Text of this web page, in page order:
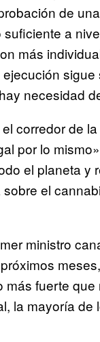
de
a
más
necesidad
corredor de
por lo
el planeta y
el
ministro
fuerte
la mayoría